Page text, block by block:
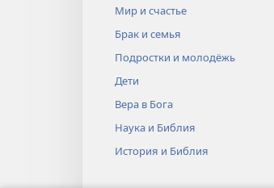
Мир и счастье
Брак и семья
Подростки и молодёжь
Дети
Вера в Бога
Наука и Библия
История и Библия